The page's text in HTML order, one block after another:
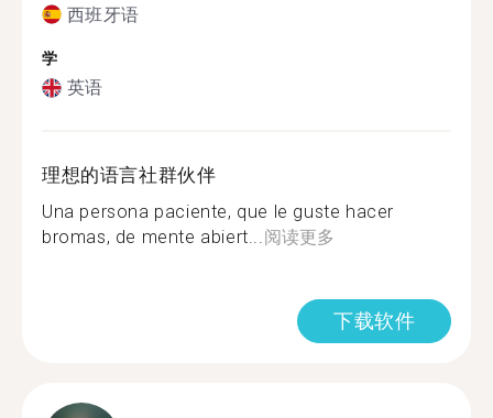
西班牙语
学
英语
理想的语言社群伙伴
Una persona paciente, que le guste hacer
bromas, de mente abiert...阅读更多
下载软件